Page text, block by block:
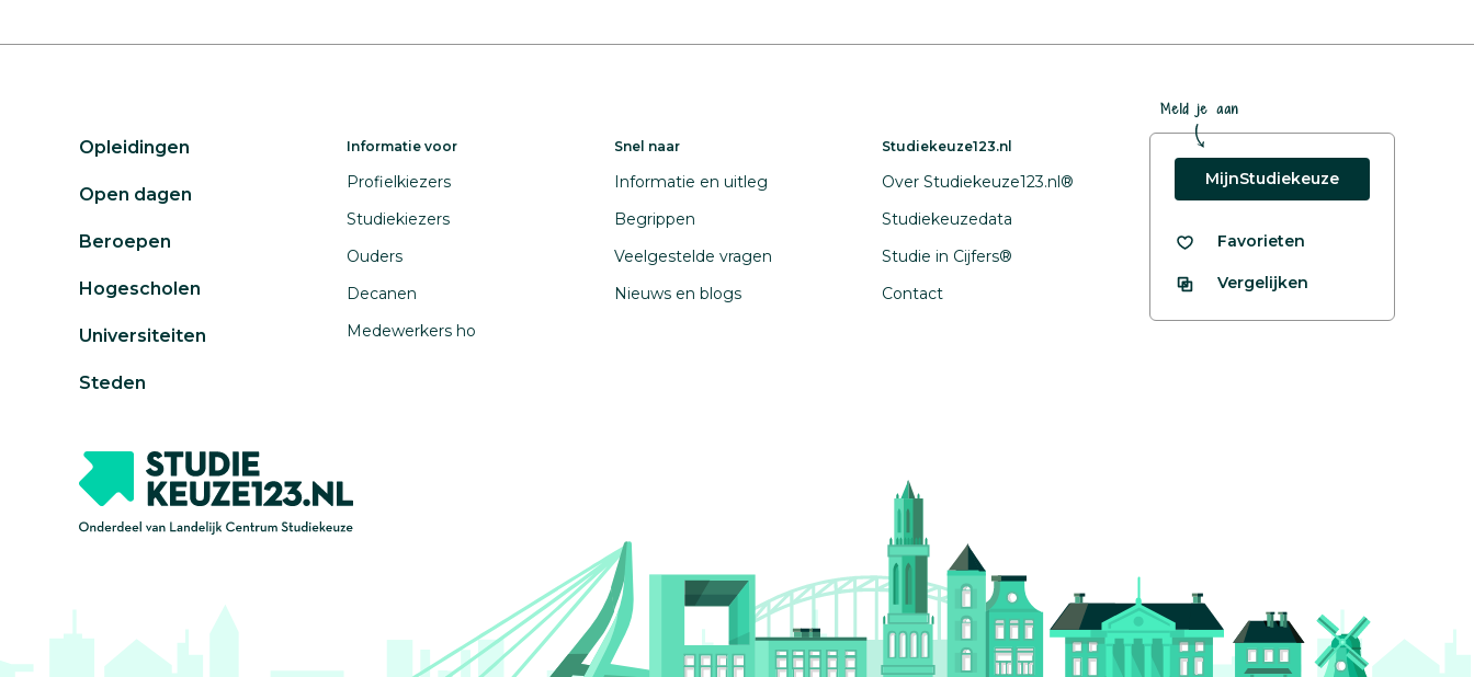
Opleidingen
Open dagen
Beroepen
Hogescholen
Universiteiten
Steden
Informatie voor
Profielkiezers
Studiekiezers
Ouders
Decanen
Medewerkers ho
Snel naar
Informatie en uitleg
Begrippen
Veelgestelde vragen
Nieuws en blogs
Studiekeuze123.nl
Over Studiekeuze123.nl®
Studiekeuzedata
Studie in Cijfers®
Contact
Meld je aan
MijnStudiekeuze
Favorieten
Vergelijken